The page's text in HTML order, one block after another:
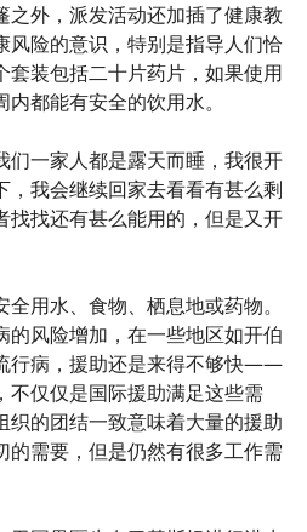
之外，派发活动还加插了健康教
风险的意识，特别是指导人们恰
套装包括二十片药片，如果使用
都能有安全的饮用水。
们一家人都是露天而睡，我很开
，我会继续回家去看看有甚么剩
找找还有甚么能用的，但是又开
用水、食物、栖息地或药物。
的风险增加，在一些地区如开伯
行病，援助还是来得不够快——
不仅仅是国际援助满足这些需
织的团结一致意味着大量的援助
的需要，但是仍然有很多工作需